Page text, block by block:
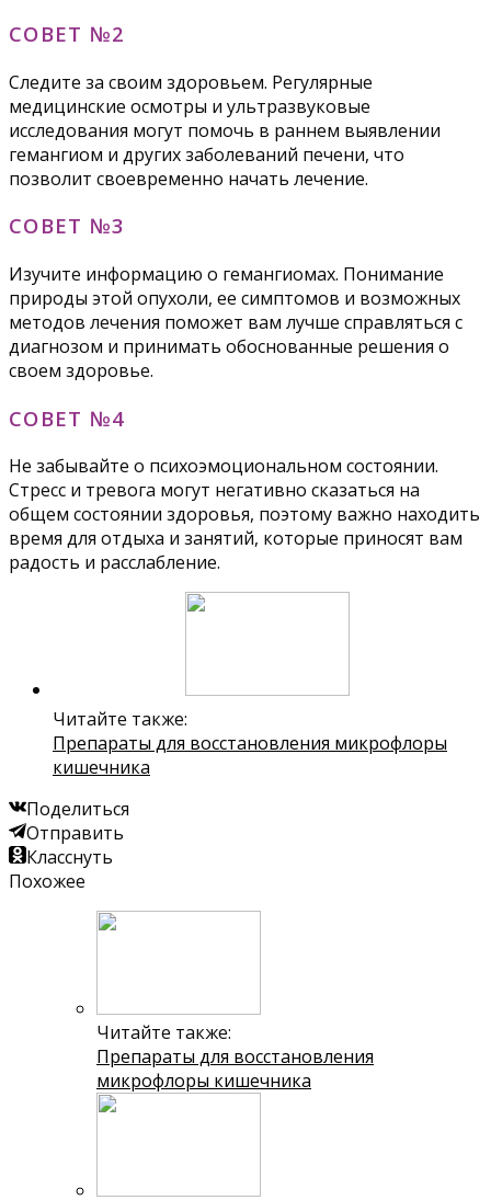
СОВЕТ №2
Следите за своим здоровьем. Регулярные
медицинские осмотры и ультразвуковые
исследования могут помочь в раннем выявлении
гемангиом и других заболеваний печени, что
позволит своевременно начать лечение.
СОВЕТ №3
Изучите информацию о гемангиомах. Понимание
природы этой опухоли, ее симптомов и возможных
методов лечения поможет вам лучше справляться с
диагнозом и принимать обоснованные решения о
своем здоровье.
СОВЕТ №4
Не забывайте о психоэмоциональном состоянии.
Стресс и тревога могут негативно сказаться на
общем состоянии здоровья, поэтому важно находить
время для отдыха и занятий, которые приносят вам
радость и расслабление.
Читайте также:
Препараты для восстановления микрофлоры
кишечника
Поделиться
Отправить
Класснуть
Похожее
Читайте также:
Препараты для восстановления
микрофлоры кишечника